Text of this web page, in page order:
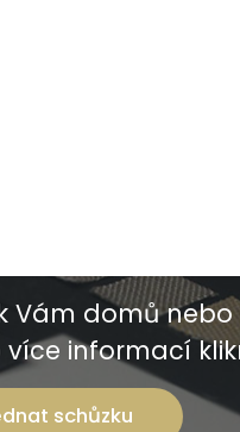
domů nebo
informací
schůzku